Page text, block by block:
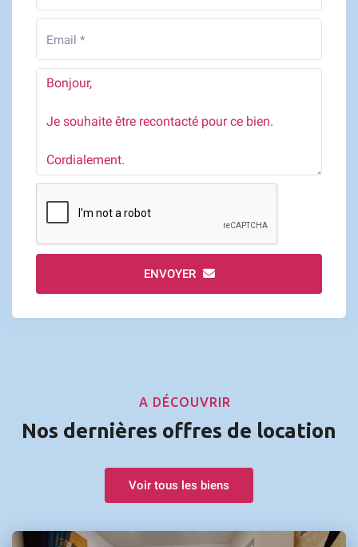
ENVOYER
A DÉCOUVRIR
Nos dernières offres de location
Voir tous les biens